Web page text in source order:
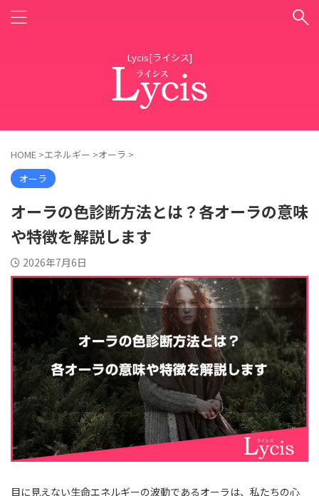
Lycis[ライシス]
HOME >エネルギー >オーラ >
オーラ
オーラの色診断方法とは？各オーラの意味
や特徴を解説します
2026年7月6日
目に見えない生命エネルギーの波動であるオーラは、私たちの心